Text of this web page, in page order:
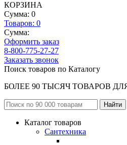
КОРЗИНА
Сумма: 0
Товаров: 0
Сумма:
Оформить заказ
8-800-775-27-27
Заказать звонок
Поиск товаров по Каталогу
БОЛЕЕ 90 ТЫСЯЧ ТОВАРОВ
Каталог товаров
Сантехника